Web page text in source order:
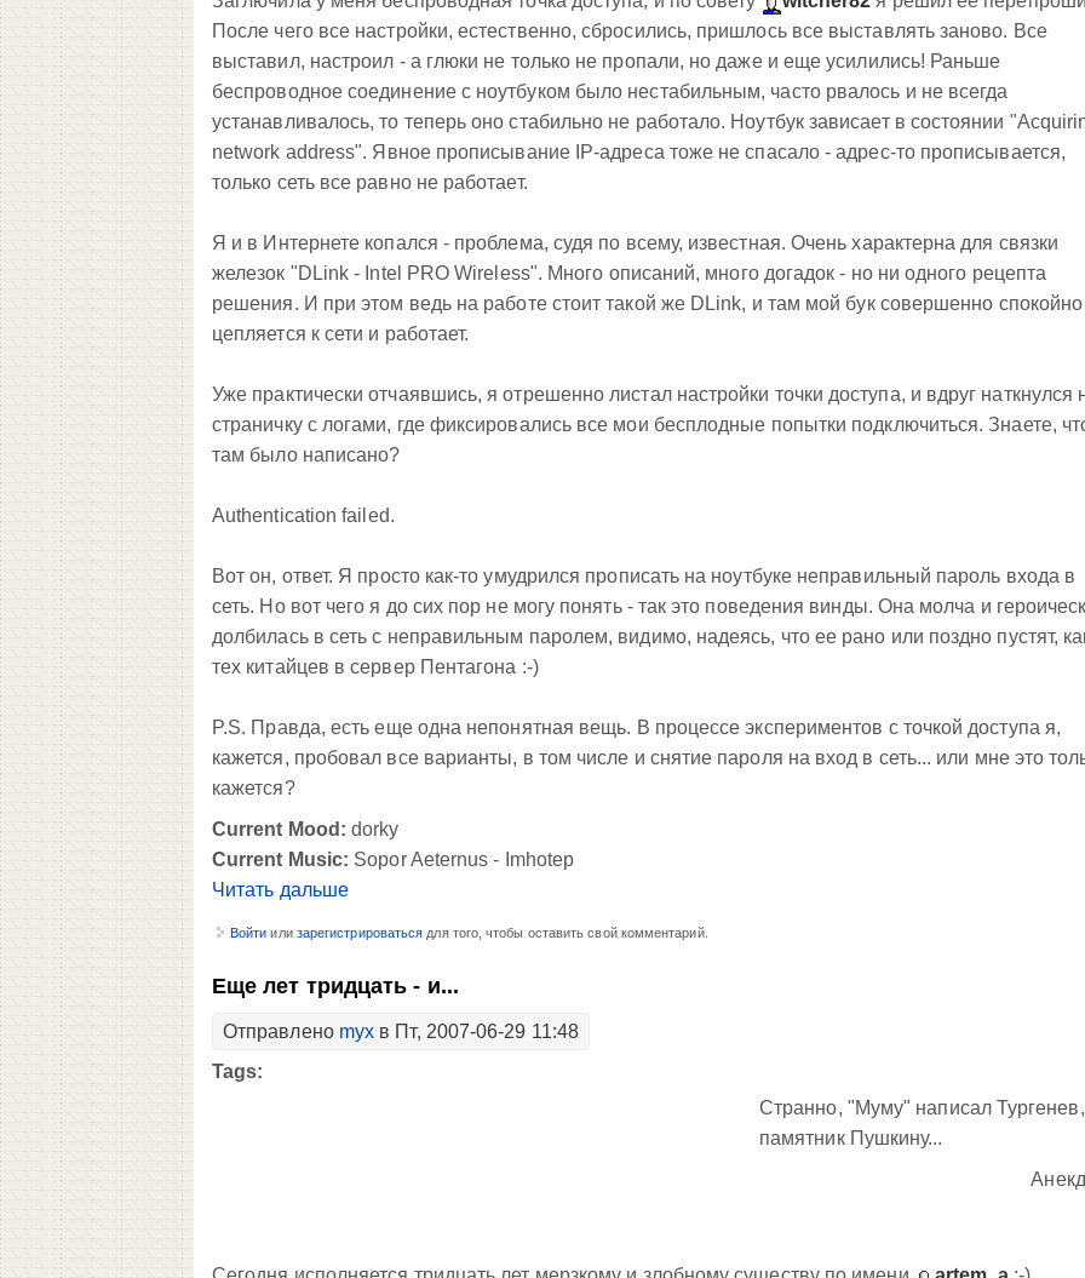
После чего все настройки, естественно, сбросились, пришлось все выставлять заново. Все
выставил, настроил - а глюки не только не пропали, но даже и еще усилились! Раньше
беспроводное соединение с ноутбуком было нестабильным, часто рвалось и не всегда
устанавливалось, то теперь оно стабильно не работало. Ноутбук зависает в состоянии
network address". Явное прописывание IP-адреса тоже не спасало - адрес-то прописывается,
только сеть все равно не работает.
Я и в Интернете копался - проблема, судя по всему, известная. Очень характерна для связки
железок "DLink - Intel PRO Wireless". Много описаний, много догадок - но ни одного рецепта
решения. И при этом ведь на работе стоит такой же DLink, и там мой бук совершенно спокойно
цепляется к сети и работает.
Уже практически отчаявшись, я отрешенно листал настройки точки доступа, и вдруг наткнулся
страничку с логами, где фиксировались все мои бесплодные попытки подключиться. Знаете,
там было написано?
Authentication failed.
Вот он, ответ. Я просто как-то умудрился прописать на ноутбуке неправильный пароль входа в
сеть. Но вот чего я до сих пор не могу понять - так это поведения винды. Она молча и
долбилась в сеть с неправильным паролем, видимо, надеясь, что ее рано или поздно пустят,
тех китайцев в сервер Пентагона :-)
P.S. Правда, есть еще одна непонятная вещь. В процессе экспериментов с точкой доступа я,
кажется, пробовал все варианты, в том числе и снятие пароля на вход в сеть... или мне это
кажется?
Current Mood: dorky
Current Music: Sopor Aeternus - Imhotep
Читать дальше
Войти или зарегистрироваться для того, чтобы оставить свой комментарий.
Еще лет тридцать - и...
Отправлено myx в Пт, 2007-06-29 11:48
Tags:
Странно, "Муму" написал
памятник Пушкину...